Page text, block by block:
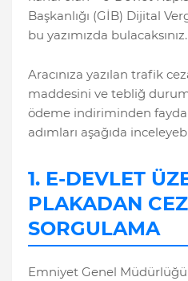
Başkanlığı (GİB) Dijital
bu yazımızda bulacaksınız.
Aracınıza yazılan trafik
maddesini ve tebliğ
ödeme indiriminden
adımları aşağıda
1. E-DEVLET
PLAKADAN
SORGULAMA
Emniyet Genel